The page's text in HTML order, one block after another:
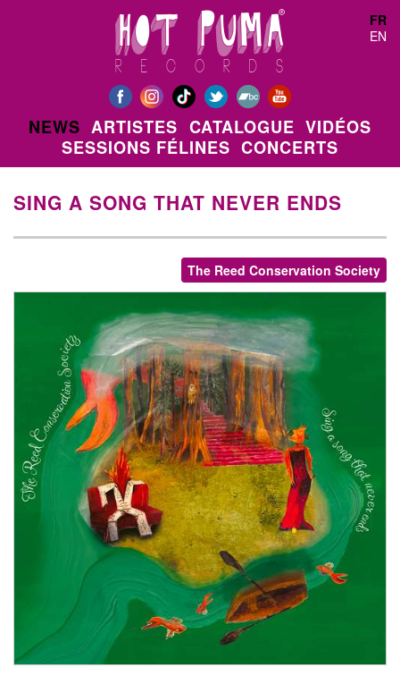
FR
EN
NEWS ARTISTES CATALOGUE VIDÉOS
SESSIONS FÉLINES CONCERTS
SING A SONG THAT NEVER ENDS
The Reed Conservation Society